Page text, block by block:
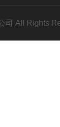
司 All Rights